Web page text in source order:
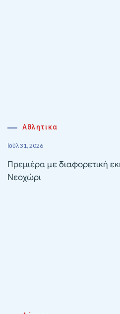
Αθλητικα
Ιούλ 31, 2026
Πρεμιέρα με διαφορετική
Νεοχώρι